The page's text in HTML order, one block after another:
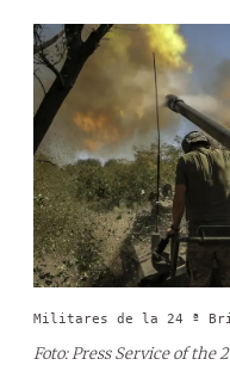
Militares de la 24 ª
Foto: Press Service of the